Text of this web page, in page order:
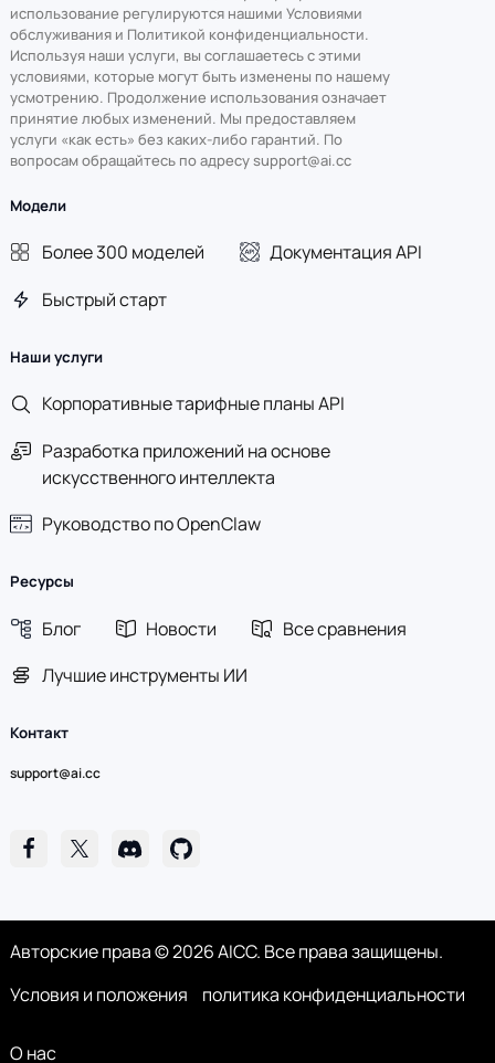
использование регулируются нашими Условиями
обслуживания и Политикой конфиденциальности.
Используя наши услуги, вы соглашаетесь с этими
условиями, которые могут быть изменены по нашему
усмотрению. Продолжение использования означает
принятие любых изменений. Мы предоставляем
услуги «как есть» без каких-либо гарантий. По
вопросам обращайтесь по адресу support@ai.cc
Модели
Более 300 моделей
Документация API
Быстрый старт
Наши услуги
Корпоративные тарифные планы API
Разработка приложений на основе
искусственного интеллекта
Руководство по OpenClaw
Ресурсы
Блог Новости
Все сравнения
Лучшие инструменты ИИ
Контакт
support@ai.cc
Авторские права © 2026 AICC. Все права защищены.
Условия и положения
политика конфиденциальности
О нас